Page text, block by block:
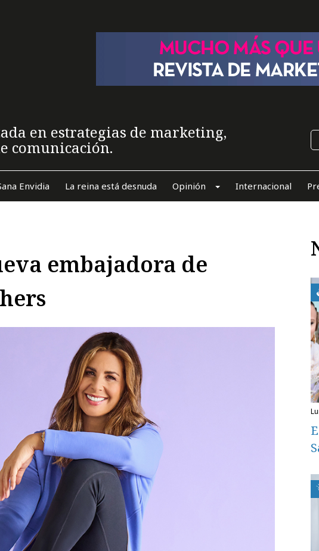
en estrategias de marketing,
comunicación.
Envidia La reina está desnuda Opinión Internacional
embajadora de